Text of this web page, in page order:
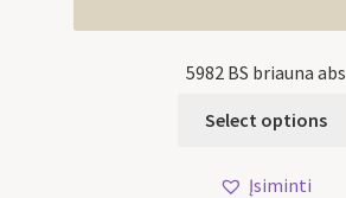
5982 BS briauna abs
Select options
Įsiminti